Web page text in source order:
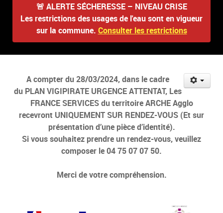
🚨 ALERTE SÉCHERESSE – NIVEAU CRISE
Les restrictions des usages de l'eau sont en vigueur
sur la commune. Consulter les restrictions
A compter du 28/03/2024, dans le cadre
du PLAN VIGIPIRATE URGENCE ATTENTAT, Les
FRANCE SERVICES du territoire ARCHE Agglo
recevront UNIQUEMENT SUR RENDEZ-VOUS (Et sur
présentation d’une pièce d’identité).
Si vous souhaitez prendre un rendez-vous, veuillez
composer le 04 75 07 07 50.
Merci de votre compréhension.